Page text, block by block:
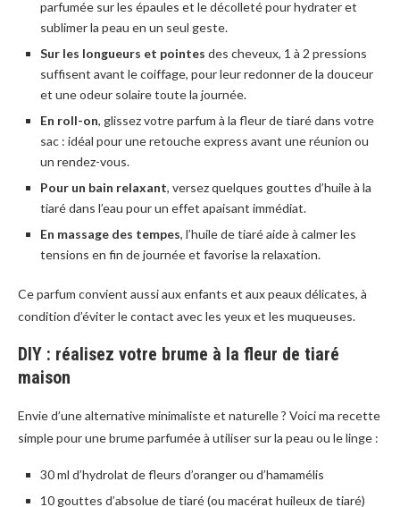
parfumée sur les épaules et le décolleté pour hydrater et
sublimer la peau en un seul geste.
Sur les longueurs et pointes des cheveux, 1 à 2 pressions
suffisent avant le coiffage, pour leur redonner de la douceur
et une odeur solaire toute la journée.
En roll-on, glissez votre parfum à la fleur de tiaré dans votre
sac : idéal pour une retouche express avant une réunion ou
un rendez-vous.
Pour un bain relaxant, versez quelques gouttes d’huile à la
tiaré dans l’eau pour un effet apaisant immédiat.
En massage des tempes, l’huile de tiaré aide à calmer les
tensions en fin de journée et favorise la relaxation.
Ce parfum convient aussi aux enfants et aux peaux délicates, à
condition d’éviter le contact avec les yeux et les muqueuses.
DIY : réalisez votre brume à la fleur de tiaré
maison
Envie d’une alternative minimaliste et naturelle ? Voici ma recette
simple pour une brume parfumée à utiliser sur la peau ou le linge :
30 ml d’hydrolat de fleurs d’oranger ou d’hamamélis
10 gouttes d’absolue de tiaré (ou macérat huileux de tiaré)